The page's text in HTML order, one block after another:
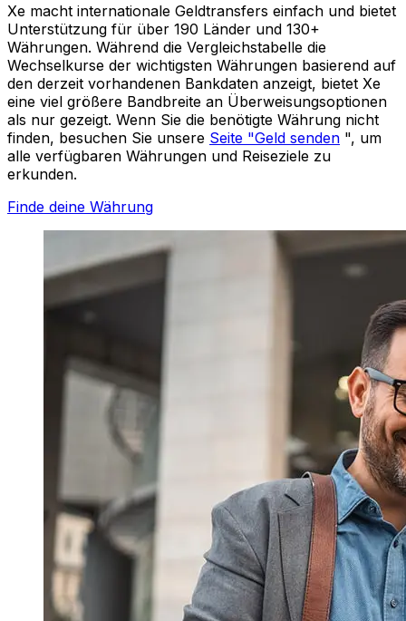
Xe macht internationale Geldtransfers einfach und bietet
Unterstützung für über 190 Länder und 130+
Währungen. Während die Vergleichstabelle die
Wechselkurse der wichtigsten Währungen basierend auf
den derzeit vorhandenen Bankdaten anzeigt, bietet Xe
eine viel größere Bandbreite an Überweisungsoptionen
als nur gezeigt. Wenn Sie die benötigte Währung nicht
finden, besuchen Sie unsere Seite "Geld senden ", um
alle verfügbaren Währungen und Reiseziele zu
erkunden.
Finde deine Währung